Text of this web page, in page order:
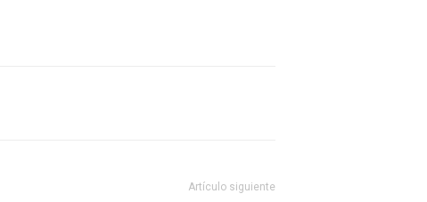
Artículo siguiente